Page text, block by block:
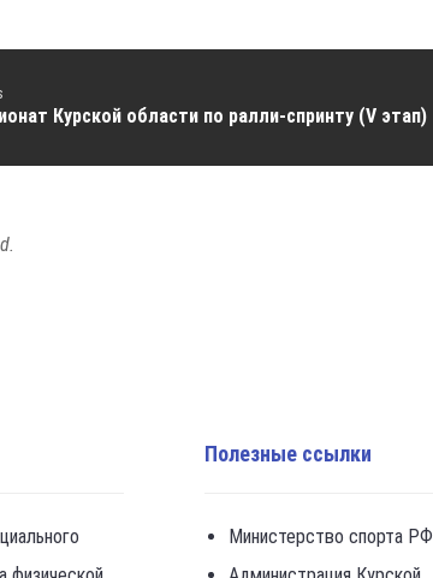
Курской области по ралли-спринту (V этап)
Полезные ссылки
Министерство спорта РФ